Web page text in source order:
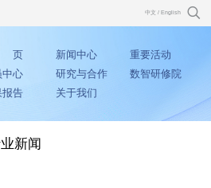
中文 / English
页 新闻中心
重要活动
中心
研究与合作
数智研修院
报告
关于我们
新闻